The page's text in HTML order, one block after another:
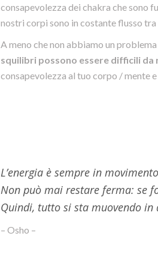
consapevolezza dei chakra che sono
nostri corpi sono in costante flusso
A meno che non abbiamo un
squilibri possono essere difficili da
consapevolezza al tuo corpo / mente
L’energia è sempre in
Non può mai restare ferma: se
Quindi, tutto si sta muovendo in
– Osho –